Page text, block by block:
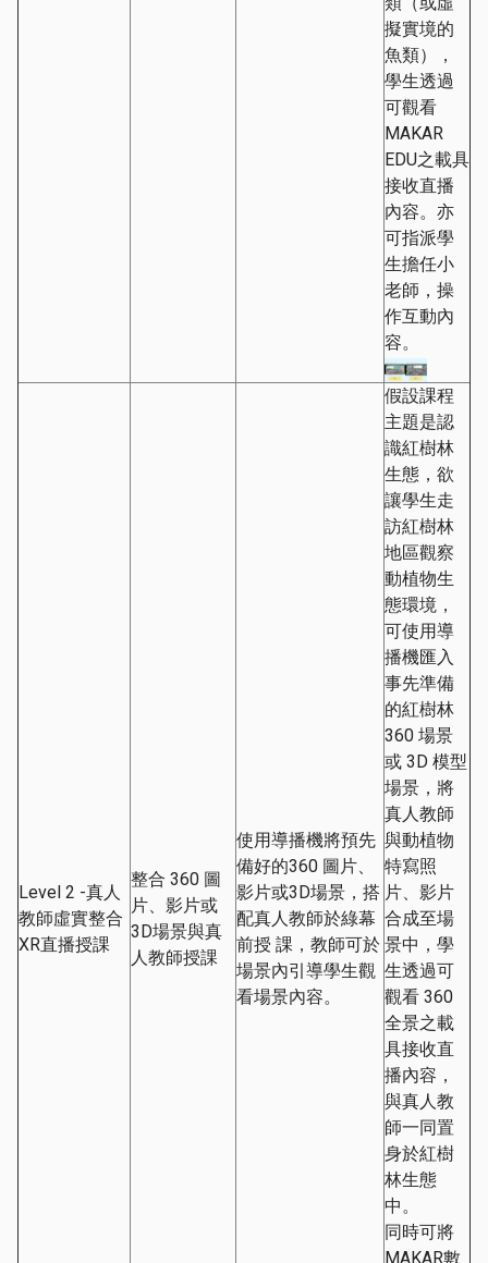
擬實境的
魚類），
學生透過
可觀看
MAKAR
EDU之載具
接收直播
內容。亦
可指派學
生擔任小
老師，操
作互動內
容。
Level 2 -真人
教師虛實整合
XR直播授課
整合 360 圖
片、影片或
3D場景與真
人教師授課
使用導播機將預先
備好的360 圖片、
影片或3D場景，搭
配真人教師於綠幕
前授 課，教師可於
場景內引導學生觀
看場景內容。
假設課程
主題是認
識紅樹林
生態，欲
讓學生走
訪紅樹林
地區觀察
動植物生
態環境，
可使用導
播機匯入
事先準備
的紅樹林
360 場景
或 3D 模型
場景，將
真人教師
與動植物
特寫照
片、影片
合成至場
景中，學
生透過可
觀看 360
全景之載
具接收直
播內容，
與真人教
師一同置
身於紅樹
林生態
中。
同時可將
MAKAR數